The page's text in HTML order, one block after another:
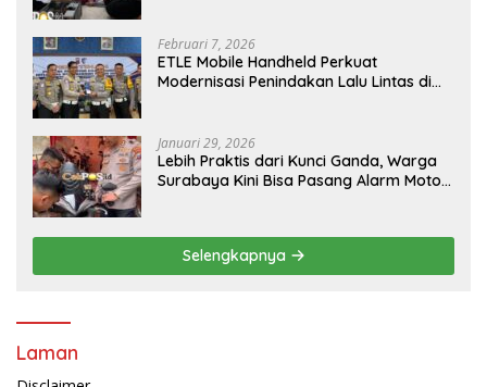
Februari 7, 2026
ETLE Mobile Handheld Perkuat
Modernisasi Penindakan Lalu Lintas di
Januari 29, 2026
Lebih Praktis dari Kunci Ganda, Warga
Surabaya Kini Bisa Pasang Alarm Motor
Selengkapnya
Laman